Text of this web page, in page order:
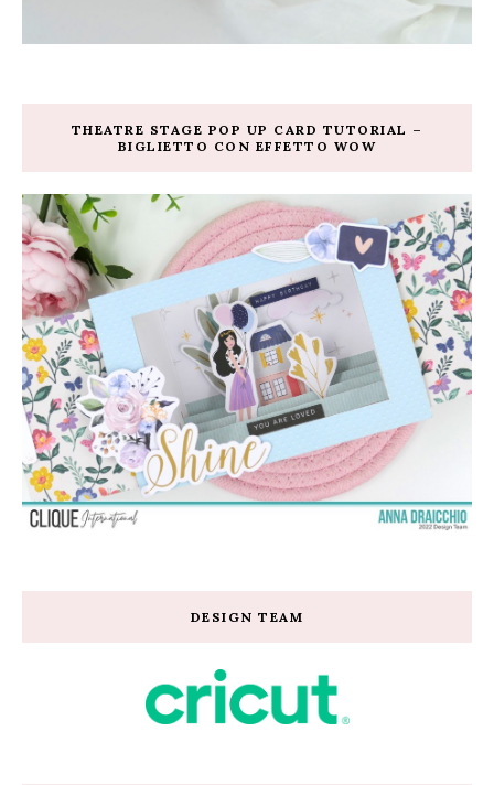
THEATRE STAGE POP UP CARD TUTORIAL –
BIGLIETTO CON EFFETTO WOW
DESIGN TEAM